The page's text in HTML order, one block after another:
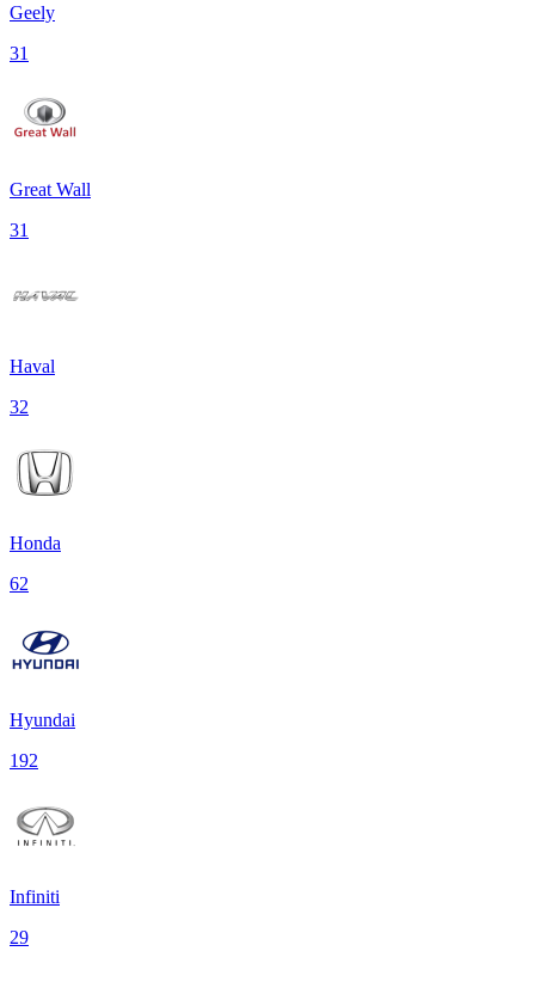
Geely
31
Great Wall
31
Haval
32
Honda
62
Hyundai
192
Infiniti
29